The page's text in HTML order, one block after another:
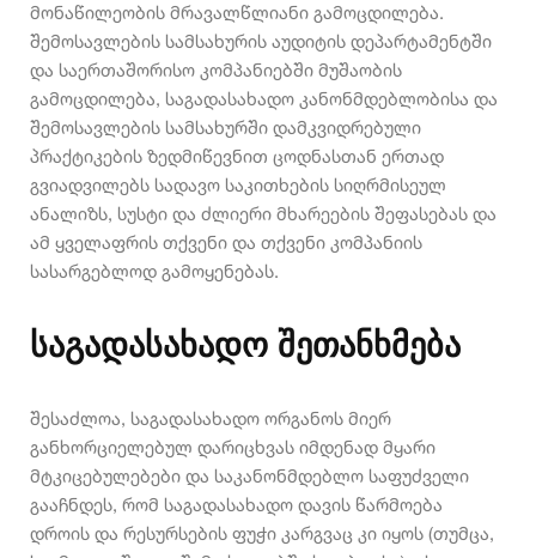
მონაწილეობის მრავალწლიანი გამოცდილება.
შემოსავლების სამსახურის აუდიტის დეპარტამენტში
და საერთაშორისო კომპანიებში მუშაობის
გამოცდილება, საგადასახადო კანონმდებლობისა და
შემოსავლების სამსახურში დამკვიდრებული
პრაქტიკების ზედმიწევნით ცოდნასთან ერთად
გვიადვილებს სადავო საკითხების სიღრმისეულ
ანალიზს, სუსტი და ძლიერი მხარეების შეფასებას და
ამ ყველაფრის თქვენი და თქვენი კომპანიის
სასარგებლოდ გამოყენებას.
საგადასახადო შეთანხმება
შესაძლოა, საგადასახადო ორგანოს მიერ
განხორციელებულ დარიცხვას იმდენად მყარი
მტკიცებულებები და საკანონმდებლო საფუძველი
გააჩნდეს, რომ საგადასახადო დავის წარმოება
დროის და რესურსების ფუჭი კარგვაც კი იყოს (თუმცა,